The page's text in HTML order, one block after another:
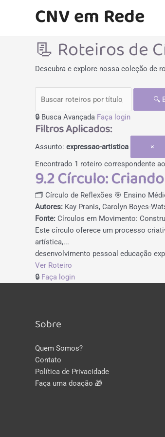
CNV em Rede
📃 Roteiros de
Descubra e explore nossa coleção de
🔍
🔒 Busca Avançada Faça login
Filtros Aplicados:
Assunto: expressao-artistica
×
Encontrado 1 roteiro correspondente
9.2 Círculo:
🗂️ Círculo de Reflexões 🎯 Ensino
Autores: Kay Pranis, Carolyn Boyes-
Fonte: Círculos em Movimento:
Este círculo oferece um processo
artística,...
desenvolvimento pessoal educação
Ver Roteiro
🔒 Faça login
Sobre
Quem Somos?
Contato
Política de Privacidade
Faça uma doação 🎁